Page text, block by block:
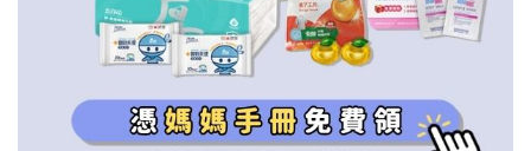
信誼基金會
2022信誼年度報告
附設幼兒園
小袋鼠幼師網